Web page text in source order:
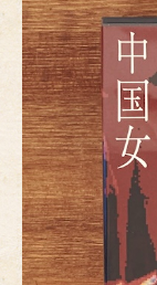
b
o
o
k